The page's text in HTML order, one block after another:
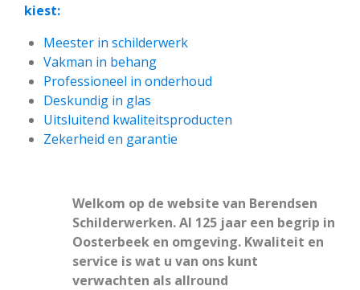
kiest:
Meester in schilderwerk
Vakman in behang
Professioneel in onderhoud
Deskundig in glas
Uitsluitend kwaliteitsproducten
Zekerheid en garantie
Welkom op de website van Berendsen
Schilderwerken. Al 125 jaar een begrip in
Oosterbeek en omgeving. Kwaliteit en
service is wat u van ons kunt
verwachten als allround